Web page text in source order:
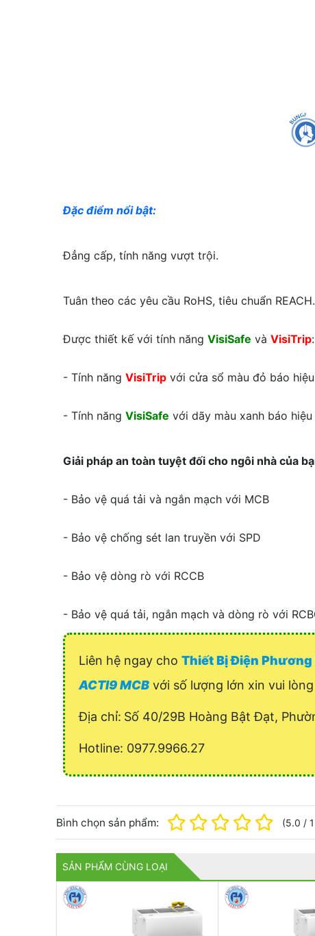
Đặc điểm nổi bật:
Đẳng cấp, tính năng vượt trội.
Tuân theo các yêu cầu RoHS, tiêu chuẩn REACH.
Được thiết kế với tính năng VisiSafe và VisiTrip:
- Tính năng VisiTrip với cửa sổ màu đỏ báo
- Tính năng VisiSafe với dãy màu xanh báo
Giải pháp an toàn tuyệt đối cho ngôi nhà của
- Bảo vệ quá tải và ngắn mạch với MCB
- Bảo vệ chống sét lan truyền với SPD
- Bảo vệ dòng rò với RCCB
- Bảo vệ quá tải, ngắn mạch và dòng rò với
Liên hệ ngay cho Thiết Bị Điện Phương
ACTI9 MCB với số lượng lớn xin vui
Địa chỉ: Số 40/29B Hoàng Bật Đạt,
Hotline: 0977.9966.27
Bình chọn sản phẩm: (5.0 / 1
SẢN PHẨM CÙNG LOẠI